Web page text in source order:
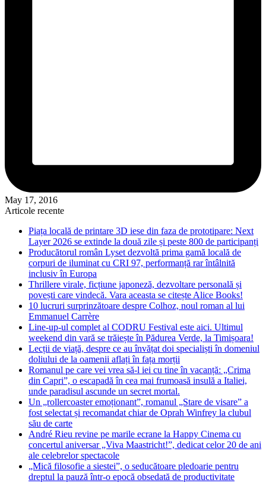
May 17, 2016
Articole recente
Piața locală de printare 3D iese din faza de prototipare: Next
Layer 2026 se extinde la două zile și peste 800 de participanți
Producătorul român Lyset dezvoltă prima gamă locală de
corpuri de iluminat cu CRI 97, performanță rar întâlnită
inclusiv în Europa
Thrillere virale, ficțiune japoneză, dezvoltare personală și
povești care vindecă. Vara aceasta se citește Alice Books!
10 lucruri surprinzătoare despre Colhoz, noul roman al lui
Emmanuel Carrère
Line-up-ul complet al CODRU Festival este aici. Ultimul
weekend din vară se trăiește în Pădurea Verde, la Timișoara!
Lecții de viață, despre ce au învățat doi specialiști în domeniul
doliului de la oamenii aflați în fața morții
Romanul pe care vei vrea să-l iei cu tine în vacanță: „Crima
din Capri”, o escapadă în cea mai frumoasă insulă a Italiei,
unde paradisul ascunde un secret mortal.
Un „rollercoaster emoționant”, romanul „Stare de visare” a
fost selectat și recomandat chiar de Oprah Winfrey la clubul
său de carte
André Rieu revine pe marile ecrane la Happy Cinema cu
concertul aniversar „Viva Maastricht!”, dedicat celor 20 de ani
ale celebrelor spectacole
„Mică filosofie a siestei”, o seducătoare pledoarie pentru
dreptul la pauză într-o epocă obsedată de productivitate